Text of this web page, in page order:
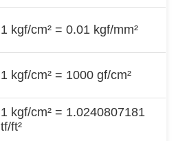
1 kgf/cm² = 0.01 kgf/mm²
1 kgf/cm² = 1000 gf/cm²
1 kgf/cm² = 1.0240807181
tf/ft²